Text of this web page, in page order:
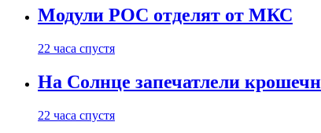
Модули РОС отделят от МКС
22 часа спустя
На Солнце запечатлели
22 часа спустя